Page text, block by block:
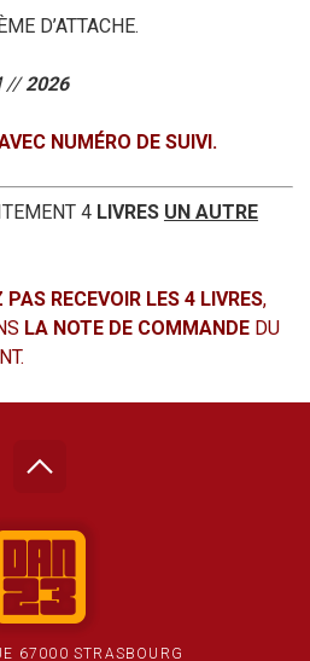
D’ATTACHE.
//2026
NUMÉRO DE SUIVI.
4LIVRES UN AUTRE
RECEVOIR LES 4 LIVRES,
LA NOTE DE COMMANDEDU
67000 STRASBOURG